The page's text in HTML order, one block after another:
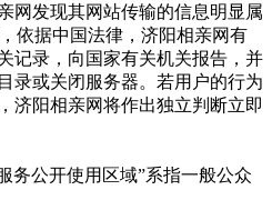
网 发现其网站传输的信息明显属
依据中国法律， 济阳相亲网有
记录，向国家有关机关报告，并
录或关闭服务器。若用户的行为
济阳相亲网将作出独立判断立即
务公开使用区域”系指一般公众